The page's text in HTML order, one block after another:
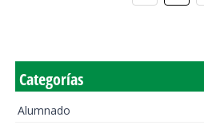
Categorías
Alumnado